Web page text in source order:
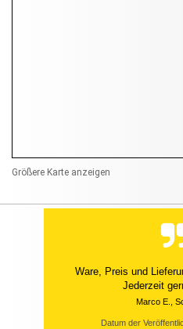
Größere Karte anzeigen
Ware, Preis und
Jederzeit
Marco E.,
Datum der